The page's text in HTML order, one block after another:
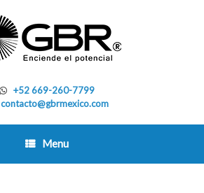
+52 669-260-7799
contacto@gbrmexico.com
Menu